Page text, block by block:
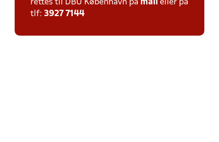
rettes til DBU København på mail eller på
tlf: 3927 7144